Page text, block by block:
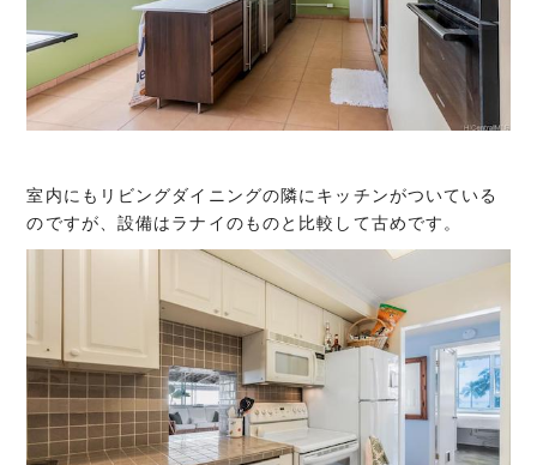
室内にもリビングダイニングの隣にキッチンがついている
のですが、設備はラナイのものと比較して古めです。